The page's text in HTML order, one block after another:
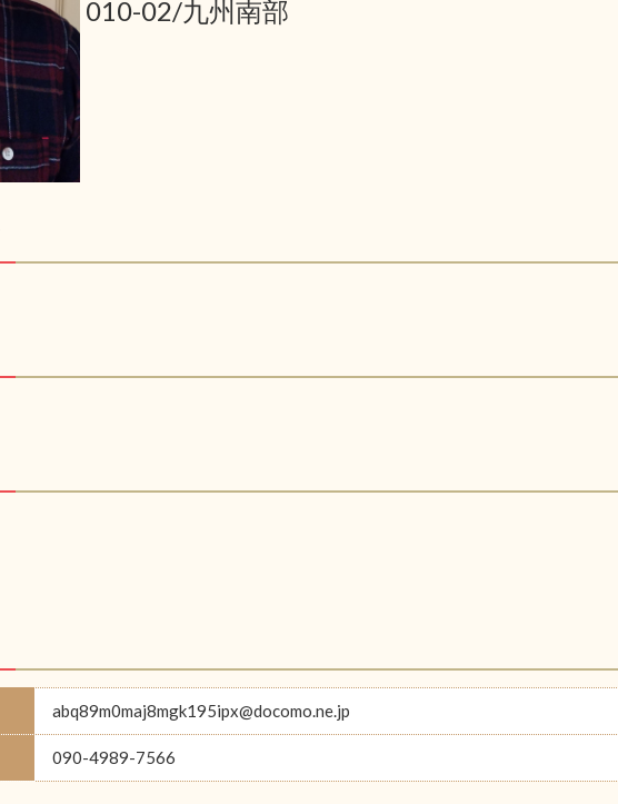
010-02/九州南部
abq89m0maj8mgk195ipx@docomo.ne.jp
090-4989-7566